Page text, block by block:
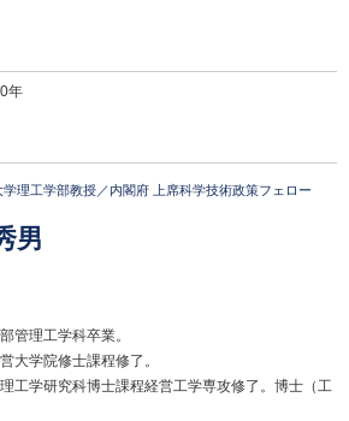
年
学理工学部教授／内閣府 上席科学技術政策フェロー
男
管理工学科卒業。
大学院修士課程修了。
工学研究科博士課程経営工学専攻修了。博士（工